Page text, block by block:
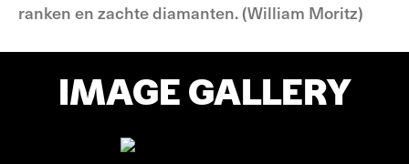
ranken en zachte diamanten. (William Moritz)
IMAGE GALLERY